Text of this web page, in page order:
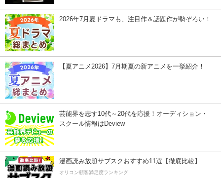
2026年7月夏ドラマも、注目作＆話題作が勢ぞろい！
【夏アニメ2026】7月期夏の新アニメを一挙紹介！
芸能界を志す10代～20代を応援！オーディション・
スクール情報はDeview
漫画読み放題サブスクおすすめ11選【徹底比較】
オリコン顧客満足度ランキング